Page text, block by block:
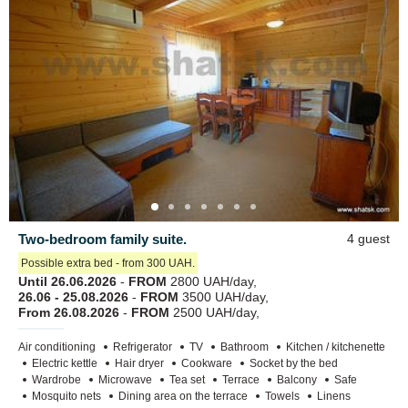
ALLOWED ONLY FOR THE NUMBER OF PEOPLE SPECIFIED
DURING BOOKING.
You can also familiarize yourself with the accommodation
conditions in the cottage"LISOVIK".
At your service:
WI-FI,
parking space (on the territory),
children's playground,
table tennis,
gazebos,
barbecue grills,
beach (sand, glycerin therapeutic mud).
ATTENTION! This property is for sale after the end of the
summer season 2026.
Two-bedroom family suite. 4 guest
Possible extra bed - from 300 UAH.
Until 26.06.2026 - FROM 2800 UAH/day,
26.06 - 25.08.2026 - FROM 3500 UAH/day,
From 26.08.2026 - FROM 2500 UAH/day,
Air conditioning Refrigerator TV Bathroom
Kitchen / kitchenette
Electric kettle
Hair dryer Cookware
Socket by the bed
Wardrobe
Microwave Tea set Terrace Balcony
Safe
Mosquito nets
Dining area on the terrace Towels
Linens